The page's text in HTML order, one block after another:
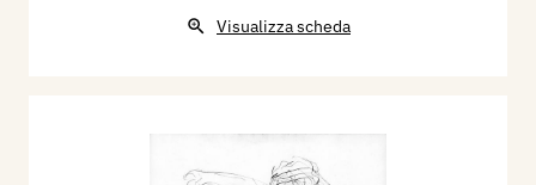
Visualizza scheda